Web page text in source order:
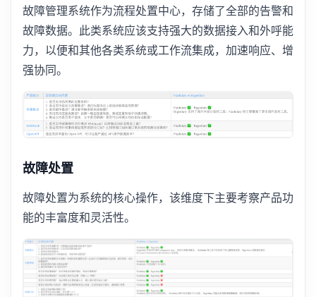
故障管理系统作为流程处置中心，存储了全部的告警和
故障数据。此类系统应该支持强大的数据接入和外呼能
力，以便和其他各类系统或工作流集成，加速响应、增
强协同。
故障处置
故障处置为系统的核心操作，该维度下主要考察产品功
能的丰富度和灵活性。